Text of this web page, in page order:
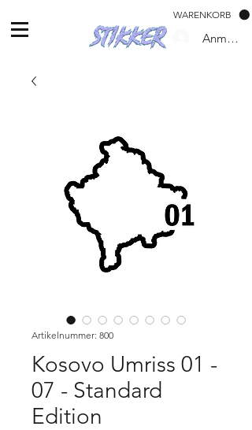
WARENKORB
Anmelden
Artikelnummer: 800
Kosovo Umriss 01 -
07 - Standard
Edition